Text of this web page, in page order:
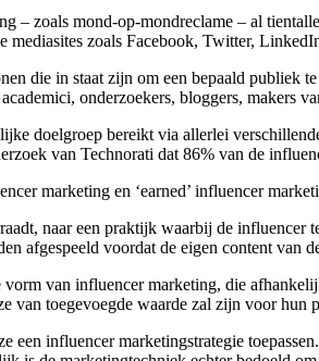
– zoals mond-op-mondreclame – al
zoals Facebook, Twitter,
die in staat zijn om een bepaald publiek
onderzoekers, bloggers, makers
doelgroep bereikt via allerlei
van Technorati dat 86% van de
marketing en ‘earned’ influencer
naar een praktijk waarbij de
afgespeeld voordat de eigen content van
vorm van influencer marketing, die
van toegevoegde waarde zal zijn voor hun
een influencer marketingstrategie